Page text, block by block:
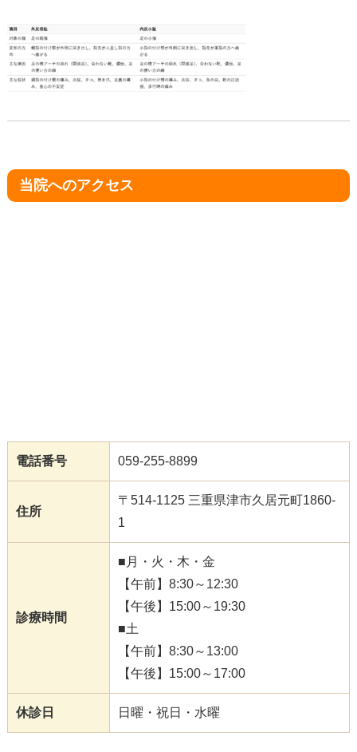
当院へのアクセス
電話番号 059-255-8899
住所
〒514-1125 三重県津市久居元町1860-
1
診療時間
■月・火・木・金
【午前】8:30～12:30
【午後】15:00～19:30
■土
【午前】8:30～13:00
【午後】15:00～17:00
休診日 日曜・祝日・水曜